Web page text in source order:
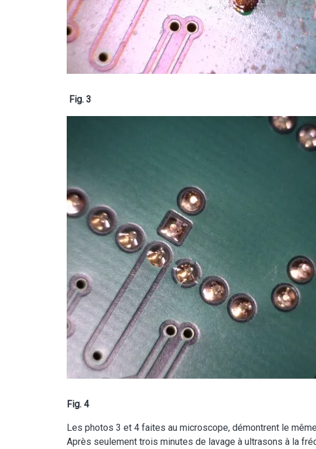
Fig. 3
Fig. 4
Les photos 3 et 4 faites au microscope, démontrent le
Après seulement trois minutes de lavage à ultrasons à la